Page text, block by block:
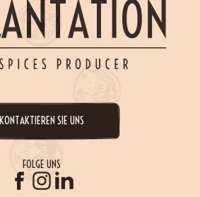
KONTAKTIEREN SIE UNS
FOLGE UNS